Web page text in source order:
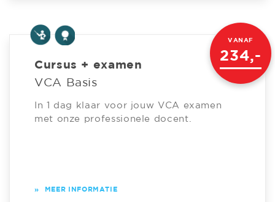
Cursus + examen
VCA Basis
In 1 dag klaar voor jouw VCA examen
met onze professionele docent.
VANAF
234,-
» MEER INFORMATIE